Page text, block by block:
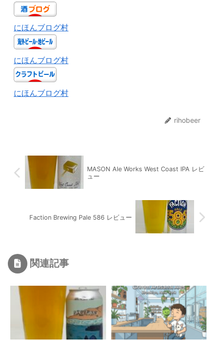
にほんブログ村
にほんブログ村
にほんブログ村
rihobeer
MASON Ale Works West Coast IPA レビ
ュー
Faction Brewing Pale 586 レビュー
関連記事